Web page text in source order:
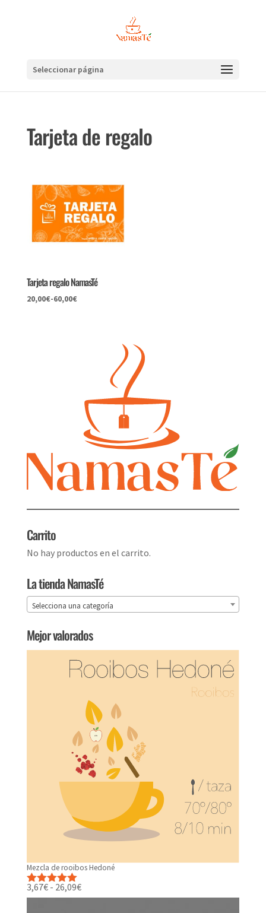
Seleccionar página
Tarjeta de regalo
Tarjeta regalo NamasTé
20,00€-60,00€
Carrito
No hay productos en el carrito.
La tienda NamasTé
Selecciona una categoría
Mejor valorados
Mezcla de rooibos Hedoné
Valorado
con5.00de
3,67€ - 26,09€Rango
de